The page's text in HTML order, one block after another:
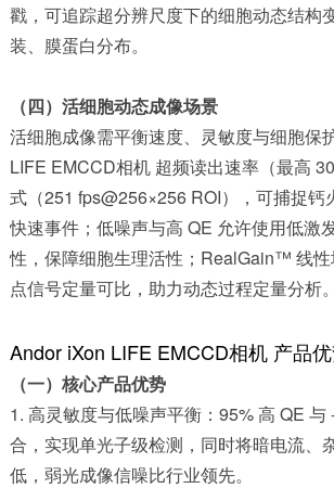
戳，可追踪超分辨尺度下的细胞动态结构
装、膜蛋白分布。
（四）活细胞动态成像场景
活细胞成像需平衡速度、灵敏度与细胞保
LIFE EMCCD相机 超频读出速率（最高
式（251 fps@256×256 ROI），可捕捉钙
快速事件；低噪声与高 QE 允许使用低激
性，保障细胞生理活性；RealGain™ 线
点信号定量可比，助力动态过程定量分析。
Andor iXon LIFE EMCCD相机 产品
（一）核心产品优势
1. 高灵敏度与低噪声平衡：95% 高 QE
合，实现单光子级检测，同时将暗电流、
低，弱光成像信噪比行业领先。